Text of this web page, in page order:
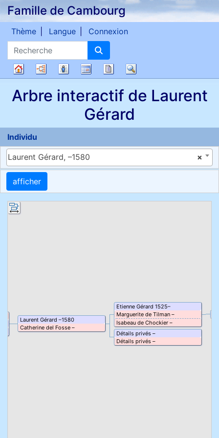
Passer au contenu
Famille de Cambourg
Recherche
Thème Langue Connexion
généalogique
Diagrammes
Listes CalendrierRapports
Arbre interactif de Laurent
Gérard
Individu
×
Laurent Gérard, –1580
Laurent Gérard –1580
Catherine del Fosse –
Etienne Gérard 1525–
Marguerite de Tilman –
Isabeau de Chockier –
Détails privés –
Détails privés –